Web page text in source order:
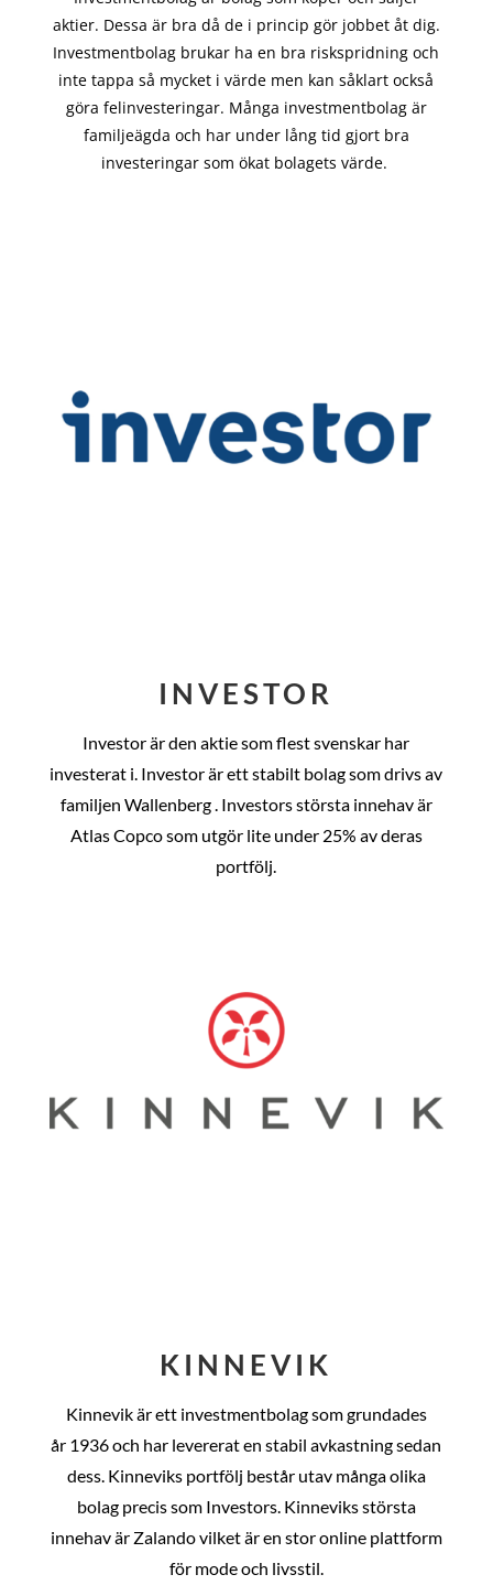
aktier. Dessa är bra då de i princip görjobbet åt dig.
Investmentbolag brukar ha en bra riskspridning och
inte tappa så mycket i värde men kan såklart också
göra felinvesteringar. Många investmentbolag är
familjeägda och har under lång tid gjort bra
investeringar som ökat bolagets värde.
INVESTOR
Investor är den aktie som flest svenskar har
investerat i. Investor är ett stabilt bolag som drivs av
familjen Wallenberg . Investors största innehav är
Atlas Copco som utgör lite under 25% av deras
portfölj.
KINNEVIK
Kinnevik är ett investmentbolag som grundades
år 1936 och har levererat en stabil avkastning sedan
dess. Kinneviks portfölj består utav många olika
bolag precis som Investors. Kinneviks största
innehav är Zalando vilket är en stor online plattform
för mode och livsstil.